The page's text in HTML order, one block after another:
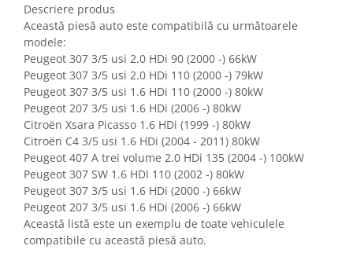
Descriere produs
Această piesă auto este compatibilă cu următoarele
modele:
Peugeot 307 3/5 usi 2.0 HDi 90 (2000 -) 66kW
Peugeot 307 3/5 usi 2.0 HDi 110 (2000 -) 79kW
Peugeot 307 3/5 usi 1.6 HDi 110 (2000 -) 80kW
Peugeot 207 3/5 usi 1.6 HDi (2006 -) 80kW
Citroën Xsara Picasso 1.6 HDi (1999 -) 80kW
Citroën C4 3/5 usi 1.6 HDi (2004 - 2011) 80kW
Peugeot 407 A trei volume 2.0 HDi 135 (2004 -) 100kW
Peugeot 307 SW 1.6 HDI 110 (2002 -) 80kW
Peugeot 307 3/5 usi 1.6 HDi (2000 -) 66kW
Peugeot 207 3/5 usi 1.6 HDi (2006 -) 66kW
Această listă este un exemplu de toate vehiculele
compatibile cu această piesă auto.